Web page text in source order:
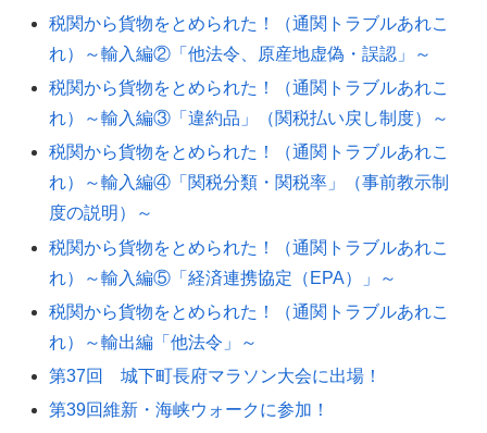
税関から貨物をとめられた！（通関トラブルあれこ
れ）～輸入編②「他法令、原産地虚偽・誤認」～
税関から貨物をとめられた！（通関トラブルあれこ
れ）～輸入編③「違約品」（関税払い戻し制度）～
税関から貨物をとめられた！（通関トラブルあれこ
れ）～輸入編④「関税分類・関税率」（事前教示制
度の説明）～
税関から貨物をとめられた！（通関トラブルあれこ
れ）～輸入編⑤「経済連携協定（EPA）」～
税関から貨物をとめられた！（通関トラブルあれこ
れ）～輸出編「他法令」～
第37回 城下町長府マラソン大会に出場！
第39回維新・海峡ウォークに参加！